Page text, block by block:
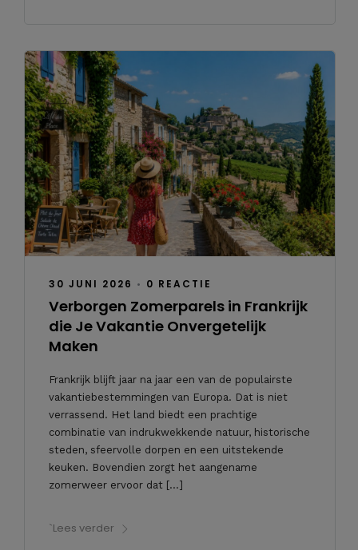
30 JUNI 2026 • 0 REACTIE
Verborgen Zomerparels in Frankrijk
die Je Vakantie Onvergetelijk
Maken
Frankrijk blijft jaar na jaar een van de populairste
vakantiebestemmingen van Europa. Dat is niet
verrassend. Het land biedt een prachtige
combinatie van indrukwekkende natuur, historische
steden, sfeervolle dorpen en een uitstekende
keuken. Bovendien zorgt het aangename
zomerweer ervoor dat […]
`Lees verder